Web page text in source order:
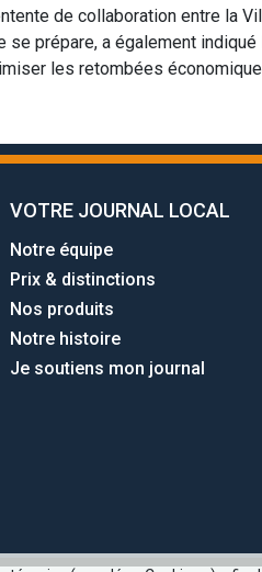
de collaboration entre la
se prépare, a également
les retombées
VOTRE JOURNAL LOCAL
Notre équipe
Prix & distinctions
Nos produits
Notre histoire
Je soutiens mon journal